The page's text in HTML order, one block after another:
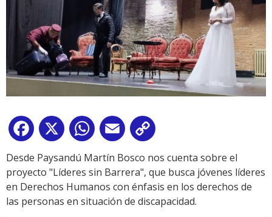
Facebook
X WhatsApp
Email
Link
Desde Paysandú Martín Bosco nos cuenta sobre el
proyecto "Líderes sin Barrera", que busca jóvenes líderes
en Derechos Humanos con énfasis en los derechos de
las personas en situación de discapacidad.